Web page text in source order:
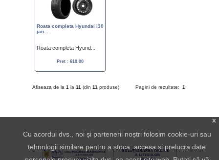
Roata completa Hyundai i30
jan...
Roata completa Hyund...
Pret : 610.00
Afiseaza de la 1 la 11 (din 11 produse) Pagini de rezultate: 1
x
Cu acordul dvs., noi și partenerii noștri folosim cookie-uri sau
tehnologii similare pentru a stoca, accesa și prelucra date